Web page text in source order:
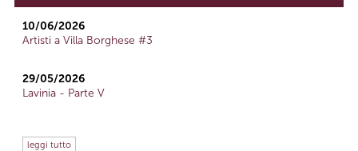
10/06/2026
Artisti a Villa Borghese #3
29/05/2026
Lavinia - Parte V
leggi tutto